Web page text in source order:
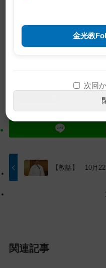
ン
ン
ッ
プ
に
シ
ン
動
す
る
【教話】 10月
関連記事
金光教
次回